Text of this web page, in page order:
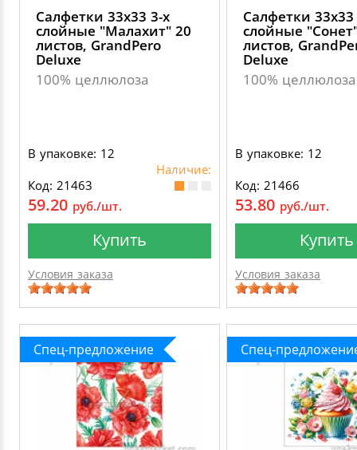
Салфетки 33х33 3-х
слойные "Малахит" 20
листов, GrandPero
Deluxe
100% целлюлоза
В упаковке: 12
Наличие:
Код: 21463
59.20 руб./шт.
Купить
Условия заказа
Салфетки 33х33
слойные
листов,
Deluxe
100% целлюлоза
В упаковке: 12
Код: 21466
53.80 руб./шт.
Купить
Условия заказа
Спец-предложение Спец-